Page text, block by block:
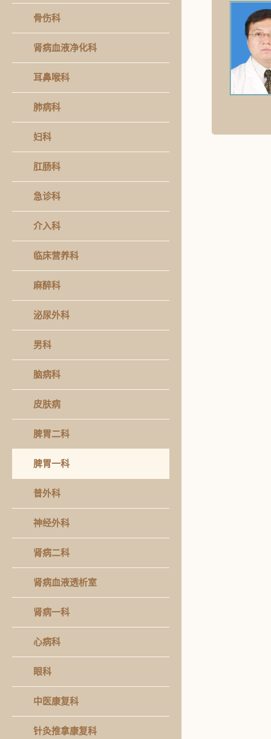
骨伤科
肾病血液净化科
耳鼻喉科
肺病科
妇科
肛肠科
急诊科
介入科
临床营养科
麻醉科
泌尿外科
男科
脑病科
皮肤病
脾胃二科
脾胃一科
普外科
神经外科
肾病二科
肾病血液透析室
肾病一科
心病科
眼科
中医康复科
针灸推拿康复科